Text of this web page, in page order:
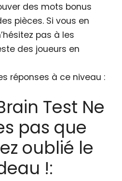
des mots bonus
pièces. Si vous en
pas à les
des joueurs en
réponses à ce niveau :
Test Ne
pas que
oublié le
!: